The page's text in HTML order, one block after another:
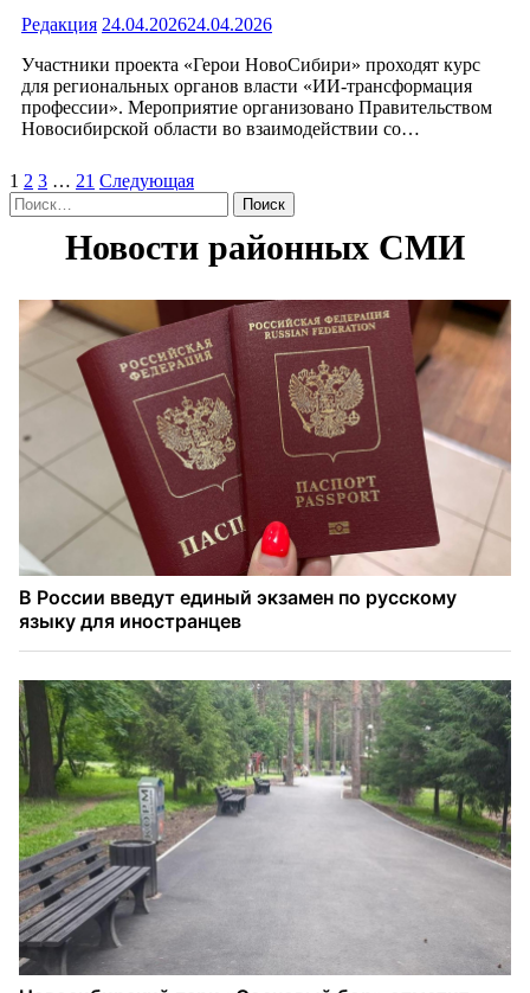
Редакция 24.04.202624.04.2026
Участники проекта «Герои НовоСибири» проходят курс
для региональных органов власти «ИИ-трансформация
профессии». Мероприятие организовано Правительством
Новосибирской области во взаимодействии со…
Пагинация
записей
1 2 3 … 21 Следующая
Найти: